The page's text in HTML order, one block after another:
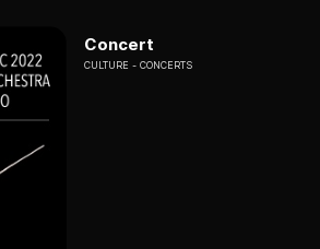
Concert
CULTURE CONCERTS